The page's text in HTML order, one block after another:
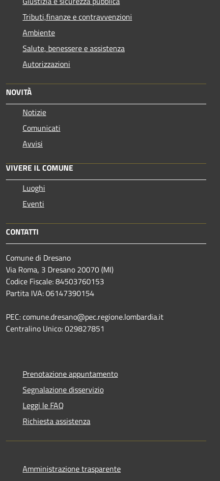
Tributi,finanze e contravvenzioni
Ambiente
Salute, benessere e assistenza
Autorizzazioni
NOVITÀ
Notizie
Comunicati
Avvisi
VIVERE IL COMUNE
Luoghi
Eventi
CONTATTI
Comune di Dresano
Via Roma, 3 Dresano 20070 (MI)
Codice Fiscale: 84503760153
Partita IVA: 06147390154
PEC: comune.dresano@pec.regione.lombardia.it
Centralino Unico: 029827851
Prenotazione appuntamento
Segnalazione disservizio
Leggi le FAQ
Richiesta assistenza
Amministrazione trasparente